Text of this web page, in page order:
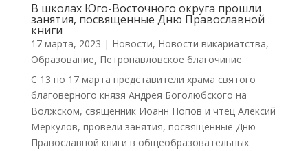
В школах Юго-Восточного округа прошли
занятия, посвященные Дню Православной
книги
17 марта, 2023 | Новости, Новости викариатства,
Образование, Петропавловское благочиние
С 13 по 17 марта представители храма святого
благоверного князя Андрея Боголюбского на
Волжском, священник Иоанн Попов и чтец Алексий
Меркулов, провели занятия, посвященные Дню
Православной книги в общеобразовательных